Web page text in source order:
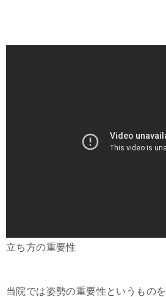
立ち方の重要性
当院では姿勢の重要性というものを